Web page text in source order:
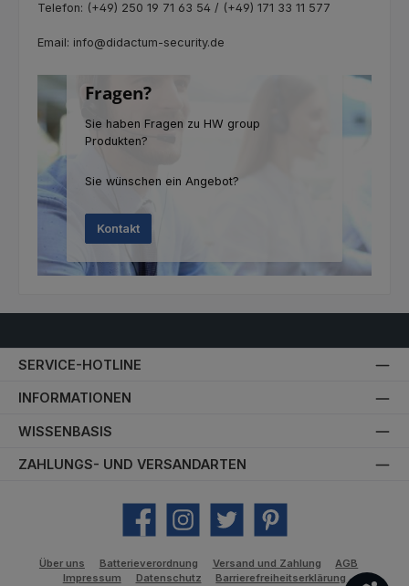
Telefon: (+49) 250 19 71 63 54 / (+49) 171 33 11 577
Email: info@didactum-security.de
Fragen?
Sie haben Fragen zu HW group
Produkten?
Sie wünschen ein Angebot?
Kontakt
SERVICE-HOTLINE
INFORMATIONEN
WISSENBASIS
ZAHLUNGS- UND VERSANDARTEN
Facebook Instagram Twitter Pinterest
Über uns Batterieverordnung Versand und Zahlung
AGB
Impressum
Datenschutz Barrierefreiheitserklärung